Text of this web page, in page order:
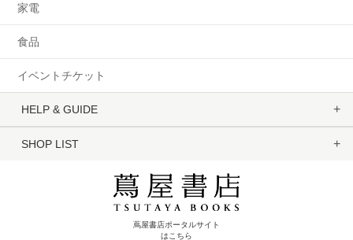
家電
食品
イベントチケット
HELP & GUIDE
SHOP LIST
蔦屋書店ポータルサイト
はこちら